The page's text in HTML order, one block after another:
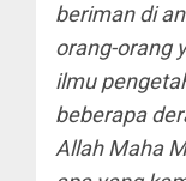
beriman di
orang-orang
ilmu
beberapa
Allah Maha